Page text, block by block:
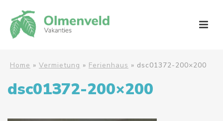
Home » Vermietung » Ferienhaus » dsc01372-200×200
dsc01372-200×200